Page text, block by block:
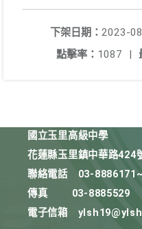
下架日期： 2023-
點擊率： 1087 |
國立玉里高級中學
花蓮縣玉里鎮中華路424
聯絡電話
03-
傳真
03-8885529
電子信箱